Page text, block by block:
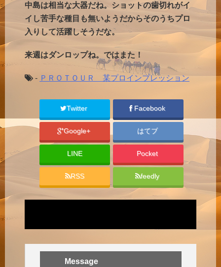
中島は相当な大器だね。ショットの歯切れがイ
イし苦手な種目も無いようだからそのうちプロ
入りして活躍しそうだな。
来週はダンロップね。ではまた！
- ＰＲＯＴＯＵＲ 某プロインプレッション
Twitter Facebook
Google+ はてブ
LINE Pocket
RSS feedly
Message